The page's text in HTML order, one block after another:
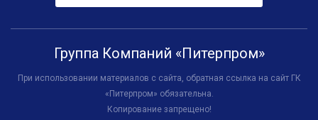
Группа Компаний «Питерпром»
При использовании материалов с сайта, обратная ссылка на сайт ГК
«Питерпром» обязательна.
Копирование запрещено!